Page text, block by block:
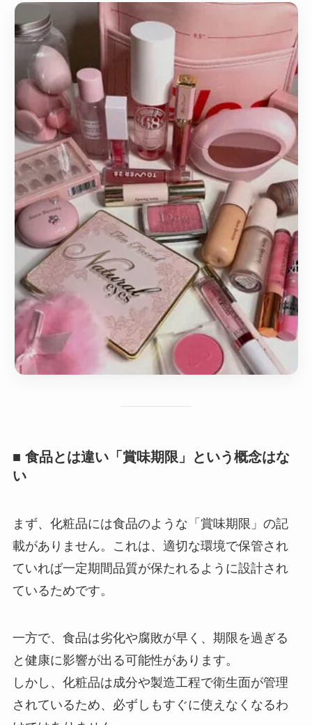
■ 食品とは違い「賞味期限」という概念はな
い
まず、化粧品には食品のような「賞味期限」の記
載がありません。これは、適切な環境で保管され
ていれば一定期間品質が保たれるように設計され
ているためです。
一方で、食品は劣化や腐敗が早く、期限を過ぎる
と健康に影響が出る可能性があります。
しかし、化粧品は成分や製造工程で衛生面が管理
されているため、必ずしもすぐに使えなくなるわ